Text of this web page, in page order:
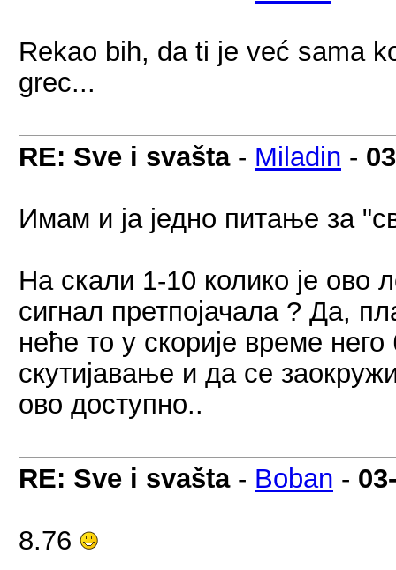
Rekao bih, da ti je već sama
grec...
RE: Sve i svašta- Miladin -
Имам и ја једно питање за
На скали 1-10 колико је
сигнал претпојачала ? Да,
неће то у скорије време
скутијавање и да се
ово доступно..
RE: Sve i svašta- Boban -
8.76